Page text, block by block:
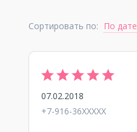
Сортировать по: По дате
07.02.2018
+7-916-36XXXXX